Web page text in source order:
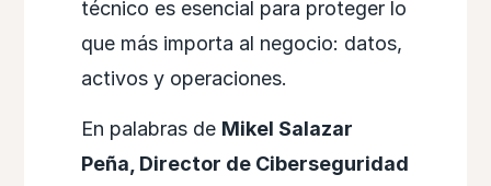
técnico es esencial para proteger lo
que más importa al negocio: datos,
activos y operaciones.
En palabras de Mikel Salazar
Peña, Director de Ciberseguridad